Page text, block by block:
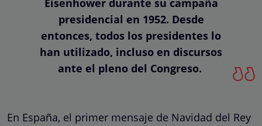
Eisenhower durante su campaña
presidencial en 1952. Desde
entonces, todos los presidentes lo
han utilizado, incluso en discursos
ante el pleno del Congreso.
En España, el primer mensaje de Navidad del Rey